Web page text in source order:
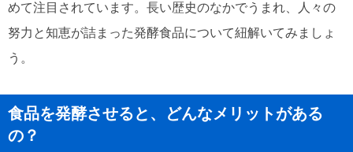
めて注目されています。長い歴史のなかでうまれ、人々の
努力と知恵が詰まった発酵食品について紐解いてみましょ
う。
食品を発酵させると、どんなメリットがある
の？